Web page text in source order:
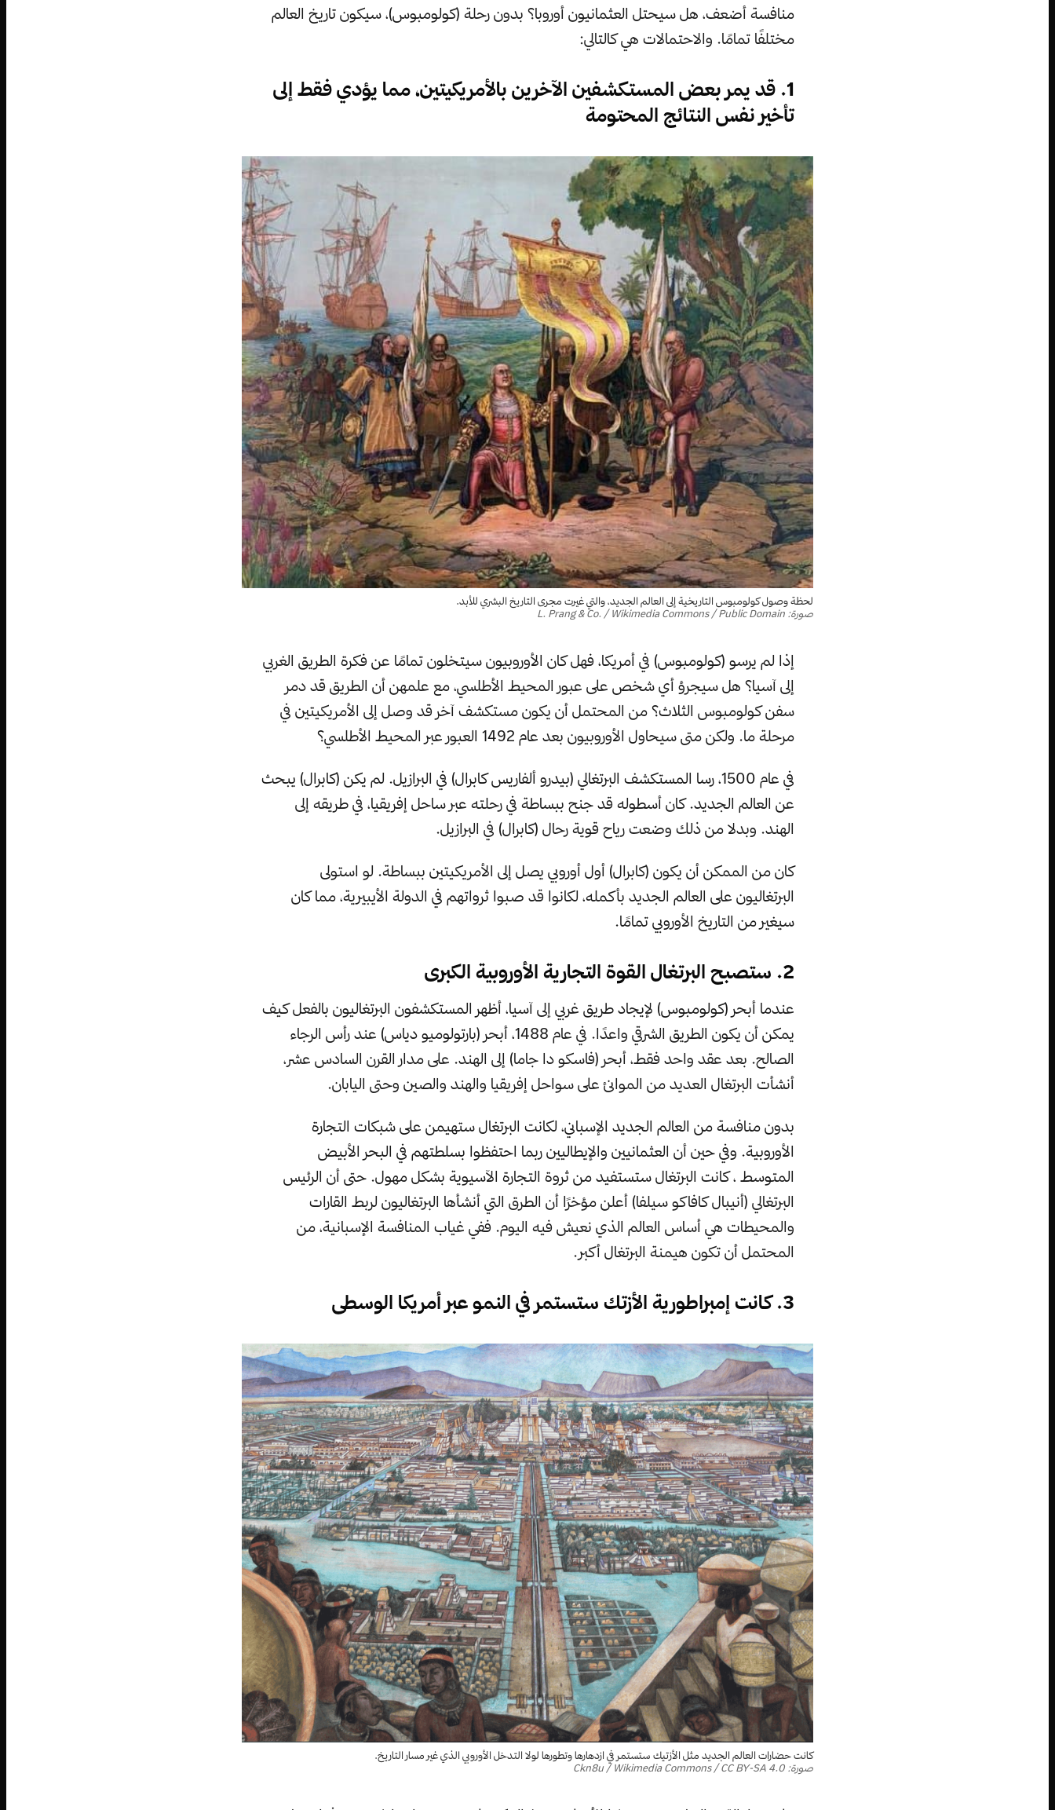
منافسة أضعف، هل سيحتل العثمانيون أوروبا؟ بدون رحلة (كولومبوس)، سيكون تاريخ العالم
مختلفًا تمامًا. والاحتمالات هي كالتالي:
1. قد يمر بعض المستكشفين الآخرين بالأمريكيتين، مما يؤدي فقط إلى
تأخير نفس النتائج المحتومة
لحظة وصول كولومبوس التاريخية إلى العالم الجديد، والتي غيرت مجرى التاريخ البشري للأبد.
صورة: L. Prang & Co. / Wikimedia Commons / Public Domain
إذا لم يرسو (كولومبوس) في أمريكا، فهل كان الأوروبيون سيتخلون تمامًا عن فكرة الطريق الغربي
إلى آسيا؟ هل سيجرؤ أي شخص على عبور المحيط الأطلسي، مع علمهن أن الطريق قد دمر
سفن كولومبوس الثلاث؟ من المحتمل أن يكون مستكشف آخر قد وصل إلى الأمريكيتين في
مرحلة ما. ولكن متى سيحاول الأوروبيون بعد عام 1492 العبور عبر المحيط الأطلسي؟
في عام 1500، رسا المستكشف البرتغالي (بيدرو ألفاريس كابرال) في البرازيل. لم يكن (كابرال) يبحث
عن العالم الجديد. كان أسطوله قد جنح ببساطة في رحلته عبر ساحل إفريقيا، في طريقه إلى
الهند. وبدلا من ذلك وضعت رياح قوية رحال (كابرال) في البرازيل.
كان من الممكن أن يكون (كابرال) أول أوروبي يصل إلى الأمريكيتين ببساطة. لو استولى
البرتغاليون على العالم الجديد بأكمله، لكانوا قد صبوا ثرواتهم في الدولة الأيبيرية، مما كان
سيغير من التاريخ الأوروبي تمامًا.
2. ستصبح البرتغال القوة التجارية الأوروبية الكبرى
عندما أبحر (كولومبوس) لإيجاد طريق غربي إلى آسيا، أظهر المستكشفون البرتغاليون بالفعل كيف
يمكن أن يكون الطريق الشرقي واعدًا. في عام 1488، أبحر (بارتولوميو دياس) عند رأس الرجاء
الصالح. بعد عقد واحد فقط، أبحر (فاسكو دا جاما) إلى الهند. على مدار القرن السادس عشر،
أنشأت البرتغال العديد من الموانئ على سواحل إفريقيا والهند والصين وحتى اليابان.
بدون منافسة من العالم الجديد الإسباني، لكانت البرتغال ستهيمن على شبكات التجارة
الأوروبية. وفي حين أن العثمانيين والإيطاليين ربما احتفظوا بسلطتهم في البحر الأبيض
المتوسط ، كانت البرتغال ستستفيد من ثروة التجارة الآسيوية بشكل مهول. حتى أن الرئيس
البرتغالي (أنيبال كافاكو سيلفا) أعلن مؤخرًا أن الطرق التي أنشأها البرتغاليون لربط القارات
والمحيطات هي أساس العالم الذي نعيش فيه اليوم. ففي غياب المنافسة الإسبانية، من
المحتمل أن تكون هيمنة البرتغال أكبر.
3. كانت إمبراطورية الأزتك ستستمر في النمو عبر أمريكا الوسطى
كانت حضارات العالم الجديد مثل الأزتيك ستستمر في ازدهارها وتطورها لولا التدخل الأوروبي الذي غير مسار التاريخ.
صورة: Ckn8u / Wikimedia Commons / CC BY-SA 4.0